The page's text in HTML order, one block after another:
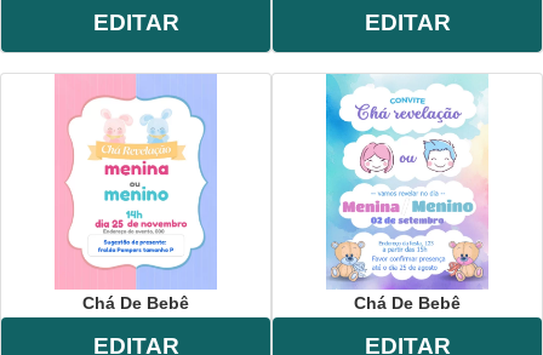
EDITAR EDITAR
Chá De Bebê
EDITAR
Chá De Bebê
EDITAR